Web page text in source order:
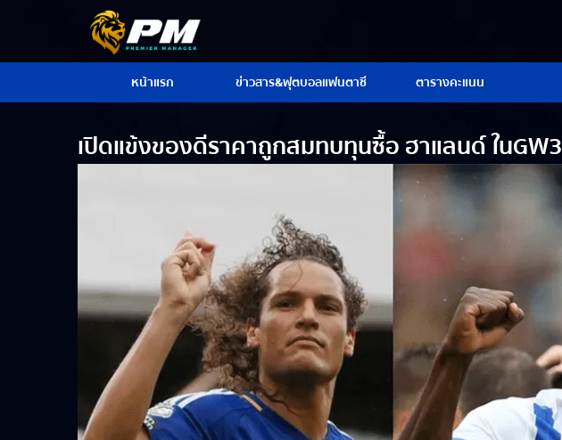
หน้าแรก ข่าวสาร&ฟุตบอลแฟนตาซี ตารางคะแนน
เปิดแข้งของดีราคาถูกสมทบทุนซื้อ ฮาแลนด์ ในGW3